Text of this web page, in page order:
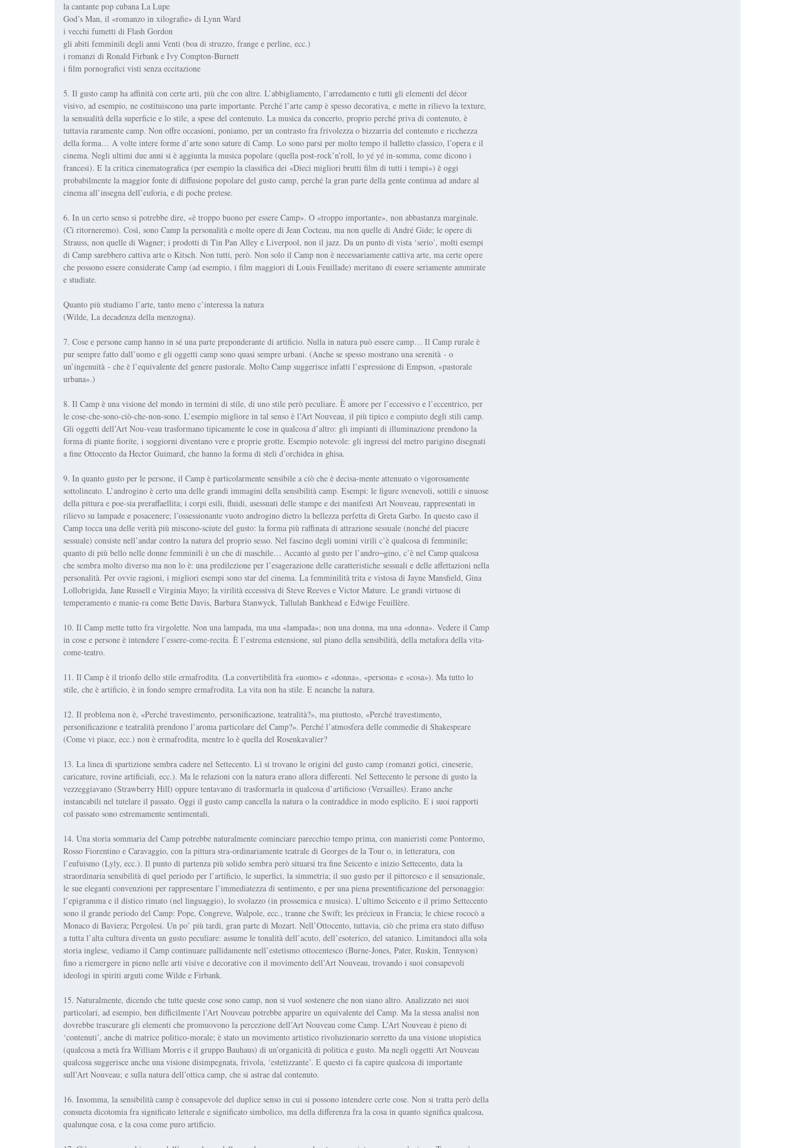
la cantante pop cubana La Lupe
God’s Man, il «romanzo in xilografie» di Lynn Ward
i vecchi fumetti di Flash Gordon
gli abiti femminili degli anni Venti (boa di struzzo, frange e perline, ecc.)
i romanzi di Ronald Firbank e Ivy Compton-Burnett
i film pornografici visti senza eccitazione
5. Il gusto camp ha affinità con certe arti, più che con altre. L’abbigliamento, l’arredamento e tutti gli elementi del décor
visivo, ad esempio, ne costituiscono una parte importante. Perché l’arte camp è spesso decorativa, e mette in rilievo la texture,
la sensualità della superficie e lo stile, a spese del contenuto. La musica da concerto, proprio perché priva di contenuto, è
tuttavia raramente camp. Non offre occasioni, poniamo, per un contrasto fra frivolezza o bizzarria del contenuto e ricchezza
della forma… A volte intere forme d’arte sono sature di Camp. Lo sono parsi per molto tempo il balletto classico, l’opera e il
cinema. Negli ultimi due anni si è aggiunta la musica popolare (quella post-rock’n’roll, lo yé yé in-somma, come dicono i
francesi). E la critica cinematografica (per esempio la classifica dei «Dieci migliori brutti film di tutti i tempi») è oggi
probabilmente la maggior fonte di diffusione popolare del gusto camp, perché la gran parte della gente continua ad andare al
cinema all’insegna dell’euforia, e di poche pretese.
6. In un certo senso si potrebbe dire, «è troppo buono per essere Camp». O «troppo importante», non abbastanza marginale.
(Ci ritorneremo). Così, sono Camp la personalità e molte opere di Jean Cocteau, ma non quelle di André Gide; le opere di
Strauss, non quelle di Wagner; i prodotti di Tin Pan Alley e Liverpool, non il jazz. Da un punto di vista ‘serio’, molti esempi
di Camp sarebbero cattiva arte o Kitsch. Non tutti, però. Non solo il Camp non è necessariamente cattiva arte, ma certe opere
che possono essere considerate Camp (ad esempio, i film maggiori di Louis Feuillade) meritano di essere seriamente ammirate
e studiate.
Quanto più studiamo l’arte, tanto meno c’interessa la natura
(Wilde, La decadenza della menzogna).
7. Cose e persone camp hanno in sé una parte preponderante di artificio. Nulla in natura può essere camp… Il Camp rurale è
pur sempre fatto dall’uomo e gli oggetti camp sono quasi sempre urbani. (Anche se spesso mostrano una serenità - o
un’ingenuità - che è l’equivalente del genere pastorale. Molto Camp suggerisce infatti l’espressione di Empson, «pastorale
urbana».)
8. Il Camp è una visione del mondo in termini di stile, di uno stile però peculiare. È amore per l’eccessivo e l’eccentrico, per
le cose-che-sono-ciò-che-non-sono. L’esempio migliore in tal senso è l’Art Nouveau, il più tipico e compiuto degli stili camp.
Gli oggetti dell’Art Nou-veau trasformano tipicamente le cose in qualcosa d’altro: gli impianti di illuminazione prendono la
forma di piante fiorite, i soggiorni diventano vere e proprie grotte. Esempio notevole: gli ingressi del metro parigino disegnati
a fine Ottocento da Hector Guimard, che hanno la forma di steli d’orchidea in ghisa.
9. In quanto gusto per le persone, il Camp è particolarmente sensibile a ciò che è decisa-mente attenuato o vigorosamente
sottolineato. L’androgino è certo una delle grandi immagini della sensibilità camp. Esempi: le figure svenevoli, sottili e sinuose
della pittura e poe-sia preraffaellita; i corpi esili, fluidi, asessuati delle stampe e dei manifesti Art Nouveau, rappresentati in
rilievo su lampade e posacenere; l’ossessionante vuoto androgino dietro la bellezza perfetta di Greta Garbo. In questo caso il
Camp tocca una delle verità più miscono-sciute del gusto: la forma più raffinata di attrazione sessuale (nonché del piacere
sessuale) consiste nell’andar contro la natura del proprio sesso. Nel fascino degli uomini virili c’è qualcosa di femminile;
quanto di più bello nelle donne femminili è un che di maschile… Accanto al gusto per l’andro¬gino, c’è nel Camp qualcosa
che sembra molto diverso ma non lo è: una predilezione per l’esagerazione delle caratteristiche sessuali e delle affettazioni nella
personalità. Per ovvie ragioni, i migliori esempi sono star del cinema. La femminilità trita e vistosa di Jayne Mansfield, Gina
Lollobrigida, Jane Russell e Virginia Mayo; la virilità eccessiva di Steve Reeves e Victor Mature. Le grandi virtuose di
temperamento e manie-ra come Bette Davis, Barbara Stanwyck, Tallulah Bankhead e Edwige Feuillère.
10. Il Camp mette tutto fra virgolette. Non una lampada, ma una «lampada»; non una donna, ma una «donna». Vedere il Camp
in cose e persone è intendere l’essere-come-recita. È l’estrema estensione, sul piano della sensibilità, della metafora della vita-
come-teatro.
11. Il Camp è il trionfo dello stile ermafrodita. (La convertibilità fra «uomo» e «donna», «persona» e «cosa»). Ma tutto lo
stile, che è artificio, è in fondo sempre ermafrodita. La vita non ha stile. E neanche la natura.
12. Il problema non è, «Perché travestimento, personificazione, teatralità?», ma piuttosto, «Perché travestimento,
personificazione e teatralità prendono l’aroma particolare del Camp?». Perché l’atmosfera delle commedie di Shakespeare
(Come vi piace, ecc.) non è ermafrodita, mentre lo è quella del Rosenkavalier?
13. La linea di spartizione sembra cadere nel Settecento. Lì si trovano le origini del gusto camp (romanzi gotici, cineserie,
caricature, rovine artificiali, ecc.). Ma le relazioni con la natura erano allora differenti. Nel Settecento le persone di gusto la
vezzeggiavano (Strawberry Hill) oppure tentavano di trasformarla in qualcosa d’artificioso (Versailles). Erano anche
instancabili nel tutelare il passato. Oggi il gusto camp cancella la natura o la contraddice in modo esplicito. E i suoi rapporti
col passato sono estremamente sentimentali.
14. Una storia sommaria del Camp potrebbe naturalmente cominciare parecchio tempo prima, con manieristi come Pontormo,
Rosso Fiorentino e Caravaggio, con la pittura stra-ordinariamente teatrale di Georges de la Tour o, in letteratura, con
l’eufuismo (Lyly, ecc.). Il punto di partenza più solido sembra però situarsi tra fine Seicento e inizio Settecento, data la
straordinaria sensibilità di quel periodo per l’artificio, le superfici, la simmetria; il suo gusto per il pittoresco e il sensazionale,
le sue eleganti convenzioni per rappresentare l’immediatezza di sentimento, e per una piena presentificazione del personaggio:
l’epigramma e il distico rimato (nel linguaggio), lo svolazzo (in prossemica e musica). L’ultimo Seicento e il primo Settecento
sono il grande periodo del Camp: Pope, Congreve, Walpole, ecc., tranne che Swift; les précieux in Francia; le chiese rococò a
Monaco di Baviera; Pergolesi. Un po’ più tardi, gran parte di Mozart. Nell’Ottocento, tuttavia, ciò che prima era stato diffuso
a tutta l’alta cultura diventa un gusto peculiare: assume le tonalità dell’acuto, dell’esoterico, del satanico. Limitandoci alla sola
storia inglese, vediamo il Camp continuare pallidamente nell’estetismo ottocentesco (Burne-Jones, Pater, Ruskin, Tennyson)
fino a riemergere in pieno nelle arti visive e decorative con il movimento dell’Art Nouveau, trovando i suoi consapevoli
ideologi in spiriti arguti come Wilde e Firbank.
15. Naturalmente, dicendo che tutte queste cose sono camp, non si vuol sostenere che non siano altro. Analizzato nei suoi
particolari, ad esempio, ben difficilmente l’Art Nouveau potrebbe apparire un equivalente del Camp. Ma la stessa analisi non
dovrebbe trascurare gli elementi che promuovono la percezione dell’Art Nouveau come Camp. L’Art Nouveau è pieno di
‘contenuti’, anche di matrice politico-morale; è stato un movimento artistico rivoluzionario sorretto da una visione utopistica
(qualcosa a metà fra William Morris e il gruppo Bauhaus) di un’organicità di politica e gusto. Ma negli oggetti Art Nouveau
qualcosa suggerisce anche una visione disimpegnata, frivola, ‘estetizzante’. E questo ci fa capire qualcosa di importante
sull’Art Nouveau; e sulla natura dell’ottica camp, che si astrae dal contenuto.
16. Insomma, la sensibilità camp è consapevole del duplice senso in cui si possono intendere certe cose. Non si tratta però della
consueta dicotomia fra significato letterale e significato simbolico, ma della differenza fra la cosa in quanto significa qualcosa,
qualunque cosa, e la cosa come puro artificio.